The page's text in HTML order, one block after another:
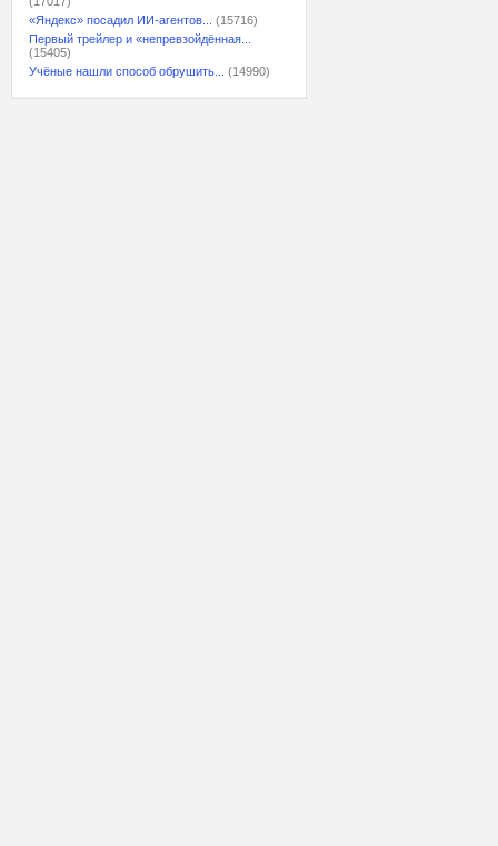
«Яндекс» посадил ИИ-агентов...
(15716)
Первый трейлер и «непревзойдённая...
(15405)
Учёные нашли способ обрушить...
(14990)